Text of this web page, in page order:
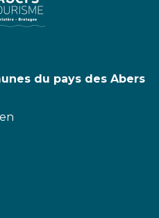
du pays des Abers